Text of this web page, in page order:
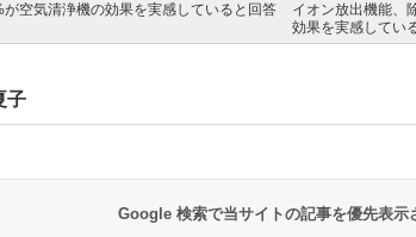
が空気清浄機の効果を実感していると回答
イオン放出機能、
効果を実感してい
子
Google 検索で当サイトの記事を優先表示